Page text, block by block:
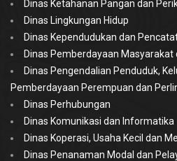
Dinas Ketahanan Pangan dan
Dinas Lingkungan Hidup
Dinas Kependudukan dan
Dinas Pemberdayaan Masyarakat
Dinas Pengendalian Penduduk,
Pemberdayaan Perempuan dan
Dinas Perhubungan
Dinas Komunikasi dan Informatika
Dinas Koperasi, Usaha Kecil dan
Dinas Penanaman Modal dan